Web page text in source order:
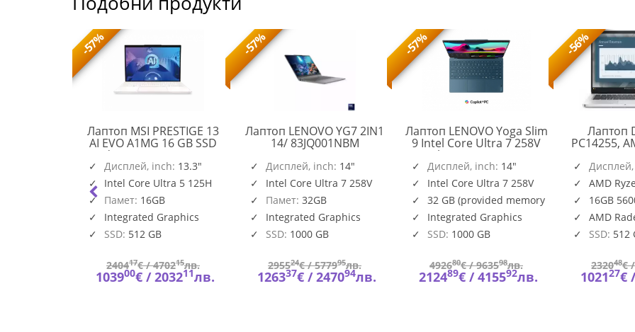
BTO109_PC16250_EMEA
-57%
Лаптоп MSI PRESTIGE 13
AI EVO A1MG 16 GB SSD
Windows 11 Home 512 GB
512 GBPRESTIGE
13
AI
A1MG
Дисплей, inch: 13.3"
Intel Core Ultra 5 125H
Памет: 16GB
Integrated Graphics
SSD: 512 GB
240417€ /470215лв.
103900€ /203211лв.
-57%
Лаптоп LENOVO YG7 2IN1
14/ 83JQ001NBMYG7
83JQ001NBM
Дисплей, inch: 14"
Intel Core Ultra 7 258V
Памет: 32GB
Integrated Graphics
SSD: 1000 GB
295524€ /577995лв.
126337€ /247094лв.
-57%
Лаптоп LENOVO Yoga Slim
9 Intel Core Ultra 7 258V
14inch WQUX OLED 400N
120Hz Touch 32GB DDR5
1TB PCIe W11Pro Tidal
Teal 32 GB Windows 11
Pro 1000 GB83CX0016RM
Дисплей, inch: 14"
Intel Core Ultra 7 258V
32 GB (provided memory
is soldered)
Integrated Graphics
SSD: 1000 GB
492680€ /963598лв.
212489€ /415592лв.
-56%
Лаптоп
PC14255,
PRO 340
6cores, up
TOPS
AG, 16
DDR5, 5600
SSD,
AMD
16GB
AMD
SSD: 512
232048€
102127€